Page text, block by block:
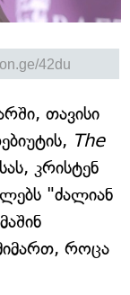
თავისი
The
კრისტენ
"ძალიან
როცა